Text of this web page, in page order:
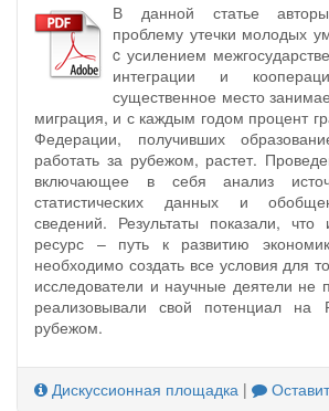
В данной статье
проблему утечки молодых
c усилением
интеграции и
существенное место
миграция, и с каждым годом процент
Федерации, получивших
работать за рубежом, растет.
включающее в себя анализ
статистических данных и
сведений. Результаты показали, что
ресурс – путь к развитию
необходимо создать все условия для
исследователи и научные деятели не
реализовывали свой потенциал
рубежом.
Дискуссионная площадка |